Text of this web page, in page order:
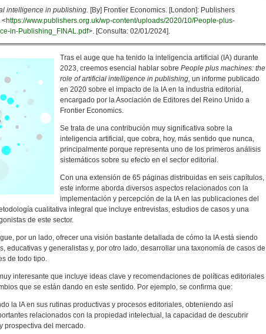
intelligence in publishing. [By] Frontier Economics. [London]: Publishers
<https://www.publishers.org.uk/wp-content/uploads/2020/10/People-plus-
in-Publishing_FINAL.pdf>. [Consulta: 02/01/2024].
Tras el auge que ha tenido la inteligencia artificial (IA) durante
2023, creemos esencial hablar sobre People plus machines: the
role of artificial intelligence in publishing, un informe publicado
en 2020 sobre el impacto de la IA en la industria editorial,
encargado por la Asociación de Editores del Reino Unido a
Frontier Economics.
Se trata de una contribución muy significativa sobre la
inteligencia artificial, que cobra, hoy, más sentido que nunca,
principalmente porque representa uno de los primeros análisis
sistemáticos sobre su efecto en el sector editorial.
Con una extensión de 65 páginas distribuidas en seis capítulos,
este informe aborda diversos aspectos relacionados con la
implementación y percepción de la IA en las publicaciones del
cualitativa integral que incluye entrevistas, estudios de casos y una
de este sector.
por un lado, ofrecer una visión bastante detallada de cómo la IA está siendo
educativas y generalistas y, por otro lado, desarrollar una taxonomía de casos de
de todo tipo.
interesante que incluye ideas clave y recomendaciones de políticas editoriales
que se están dando en este sentido. Por ejemplo, se confirma que:
la IA en sus rutinas productivas y procesos editoriales, obteniendo así
relacionados con la propiedad intelectual, la capacidad de descubrir
prospectiva del mercado.